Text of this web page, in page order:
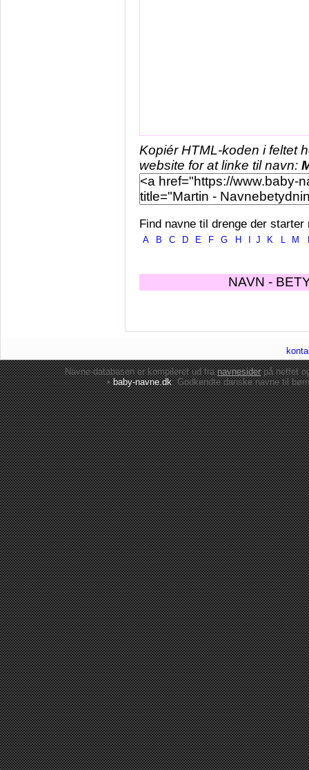
Kopiér HTML-koden i feltet
website for at linke til navn:
Find navne til drenge der starter
A B C D E F G H J K L M
NAVN -
Navne-databasen er kompileret ud franavnesiderpå nettet
•baby-navne.dk: Godkendte danskenavne til børn